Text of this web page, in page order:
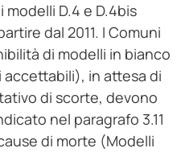
D.4 e D.4bis
dal 2011. I Comuni
di modelli in bianco
in attesa di
di scorte, devono
nel paragrafo 3.11
di morte (Modelli